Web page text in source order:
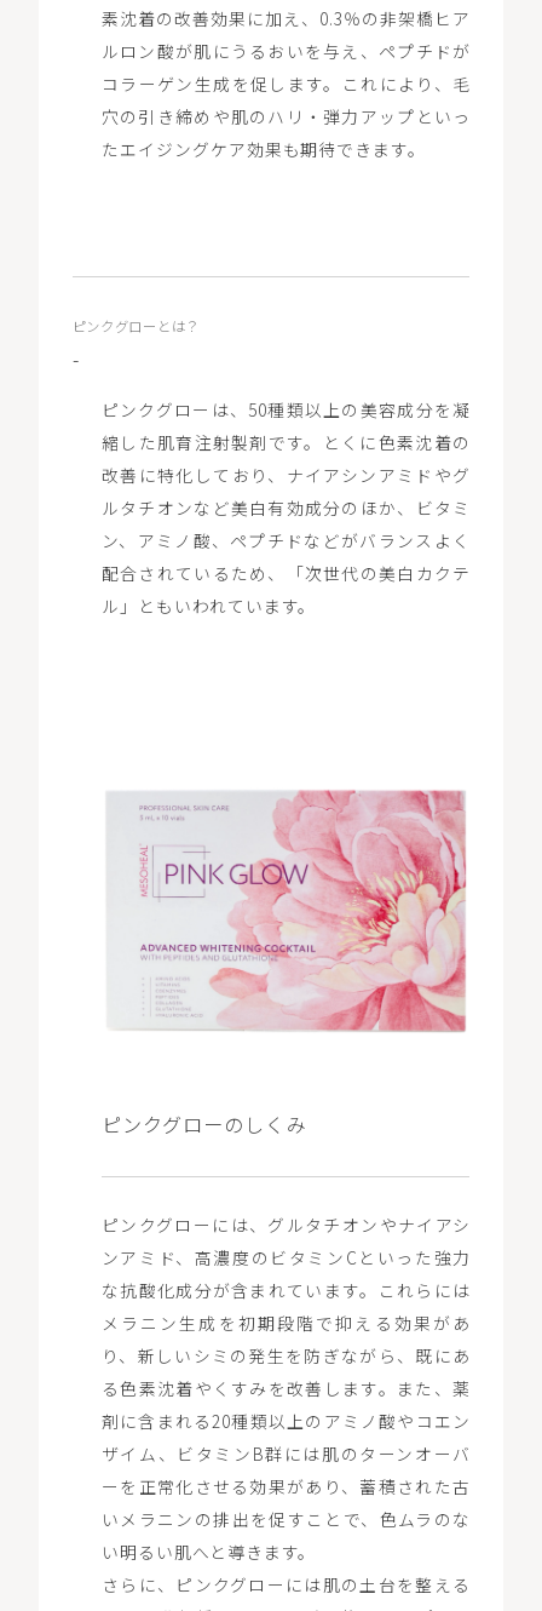
素沈着の改善効果に加え、0.3％の非架橋ヒア
ルロン酸が肌にうるおいを与え、ペプチドが
コラーゲン生成を促します。これにより、毛
穴の引き締めや肌のハリ・弾力アップといっ
たエイジングケア効果も期待できます。
ピンクグローとは？
-
ピンクグローは、50種類以上の美容成分を凝
縮した肌育注射製剤です。とくに色素沈着の
改善に特化しており、ナイアシンアミドやグ
ルタチオンなど美白有効成分のほか、ビタミ
ン、アミノ酸、ペプチドなどがバランスよく
配合されているため、「次世代の美白カクテ
ル」ともいわれています。
ピンクグローのしくみ
ピンクグローには、グルタチオンやナイアシ
ンアミド、高濃度のビタミンCといった強力
な抗酸化成分が含まれています。これらには
メラニン生成を初期段階で抑える効果があ
り、新しいシミの発生を防ぎながら、既にあ
る色素沈着やくすみを改善します。また、薬
剤に含まれる20種類以上のアミノ酸やコエン
ザイム、ビタミンB群には肌のターンオーバ
ーを正常化させる効果があり、蓄積された古
いメラニンの排出を促すことで、色ムラのな
い明るい肌へと導きます。
さらに、ピンクグローには肌の土台を整える